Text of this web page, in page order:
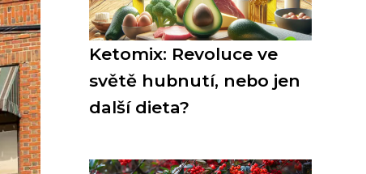
Ketomix: Revoluce ve
světě hubnutí, nebo jen
další dieta?